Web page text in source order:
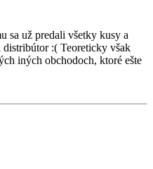
sa už predali všetky kusy a
distribútor :( Teoreticky však
iných obchodoch, ktoré ešte